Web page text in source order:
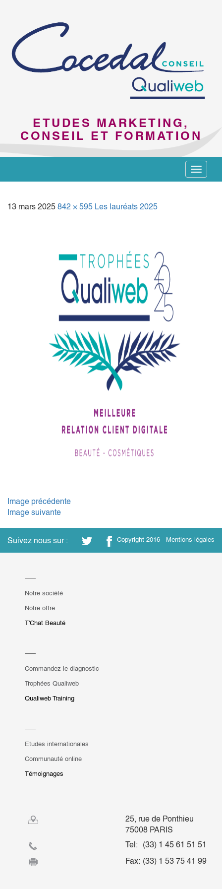
ETUDES MARKETING,
CONSEIL ET FORMATION
Toggle
13 mars 2025 842 × 595 Les lauréats 2025
Image précédente
Image suivante
Suivez nous sur : Copyright 2016 - Mentions légales
Notre société
Notre offre
T'Chat Beauté
Commandez le diagnostic
Trophées Qualiweb
Qualiweb Training
Etudes internationales
Communauté online
Témoignages
25, rue de Ponthieu
75008 PARIS
Tel:
(33) 1 45 61 51 51
Fax: (33) 1 53 75 41 99